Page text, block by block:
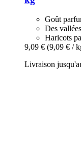
Goût
Des
Haricots
9,09 € (9,09 € /
Livraison